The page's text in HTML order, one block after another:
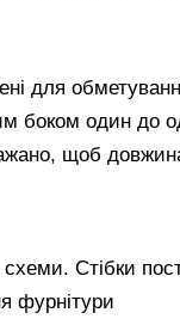
для
боком один до
щоб